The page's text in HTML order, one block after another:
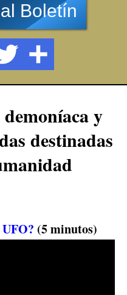
Boletín
y
destinadas
(5 minutos)